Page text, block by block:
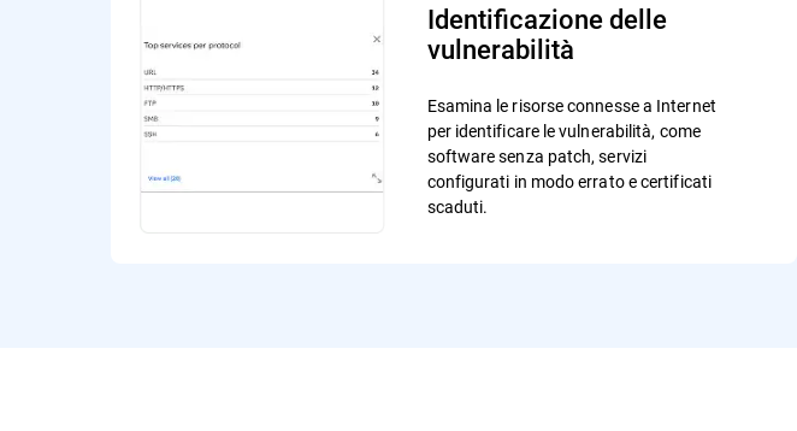
Identificazione delle
vulnerabilità
Esamina le risorse connesse a Internet
per identificare le vulnerabilità, come
software senza patch, servizi
configurati in modo errato e certificati
scaduti.